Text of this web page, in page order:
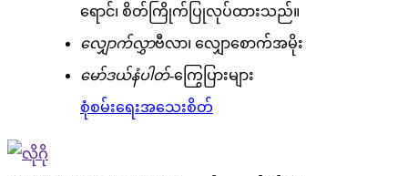
ရောင်၊ စိတ်ကြိုက်ပြုလုပ်ထားသည်။
လျှောက်လွှာဗီလာ၊ လျှောစောက်အမိုး
မော်ဒယ်နံပါတ်-ကြွေပြားများ
စုံစမ်းရေးအသေးစိတ်